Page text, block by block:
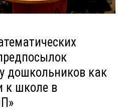
дошкольников как
к школе в